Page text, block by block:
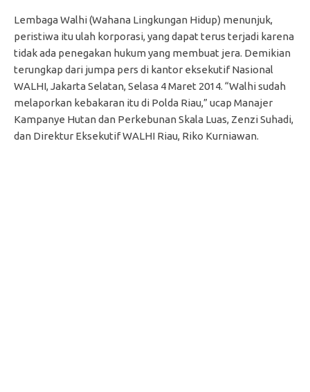
Lembaga Walhi (Wahana Lingkungan Hidup) menunjuk,
peristiwa itu ulah korporasi, yang dapat terus terjadi karena
tidak ada penegakan hukum yang membuat jera. Demikian
terungkap dari jumpa pers di kantor eksekutif Nasional
WALHI, Jakarta Selatan, Selasa 4 Maret 2014. “Walhi sudah
melaporkan kebakaran itu di Polda Riau,” ucap Manajer
Kampanye Hutan dan Perkebunan Skala Luas, Zenzi Suhadi,
dan Direktur Eksekutif WALHI Riau, Riko Kurniawan.